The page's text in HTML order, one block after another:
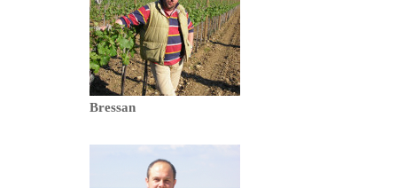
Bressan